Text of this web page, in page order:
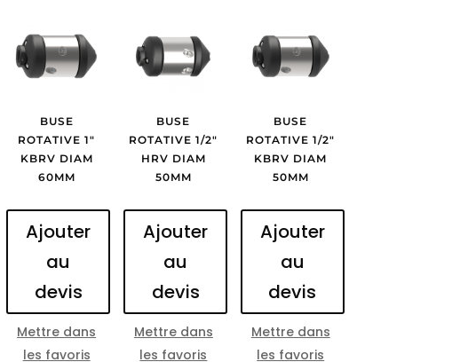
BUSE
ROTATIVE 1″
KBRV DIAM
60MM
Ajouter
au
devis
Mettre dans
les favoris
BUSE
ROTATIVE 1/2″
HRV DIAM
50MM
Ajouter
au
devis
Mettre dans
les favoris
BUSE
ROTATIVE 1/2″
KBRV DIAM
50MM
Ajouter
au
devis
Mettre dans
les favoris